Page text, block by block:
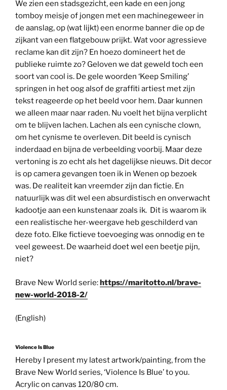
We zien een stadsgezicht, een kade en een jong
tomboy meisje of jongen met een machinegeweer in
de aanslag, op (wat lijkt) een enorme banner die op de
zijkant van een flatgebouw prijkt. Wat voor agressieve
reclame kan dit zijn? En hoezo domineert het de
publieke ruimte zo? Geloven we dat geweld toch een
soort van cool is. De gele woorden ‘Keep Smiling’
springen in het oog alsof de graffiti artiest met zijn
tekst reageerde op het beeld voor hem. Daar kunnen
we alleen maar naar raden. Nu voelt het bijna verplicht
om te blijven lachen. Lachen als een cynische clown,
om het cynisme te overleven. Dit beeld is cynisch
inderdaad en bijna de verbeelding voorbij. Maar deze
vertoning is zo echt als het dagelijkse nieuws. Dit decor
is op camera gevangen toen ik in Wenen op bezoek
was. De realiteit kan vreemder zijn dan fictie. En
natuurlijk was dit wel een absurdistisch en onverwacht
kadootje aan een kunstenaar zoals ik. Dit is waarom ik
een realistische her-weergave heb geschilderd van
deze foto. Elke fictieve toevoeging was onnodig en te
veel geweest. De waarheid doet wel een beetje pijn,
niet?
Brave New World serie:https://maritotto.nl/brave-
new-world-2018-2/
(English)
Violence Is Blue
Hereby I present my latest artwork/painting, from the
Brave New World series, ‘Violence Is Blue’ to you.
Acrylic on canvas 120/80 cm.